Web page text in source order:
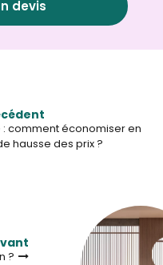
devis
: comment économiser en
hausse des prix ?
?